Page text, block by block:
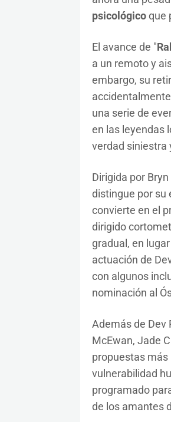
psicológicoque
El avance de "
a un remoto y
embargo, su
una serie de
en las leyendas
verdad siniestra
Dirigida por
distingue por su
convierte en el
dirigido
gradual, en
actuación de
con algunos
nominación al
Además de Dev
McEwan, Jade
propuestas más
vulnerabilidad
programado
de los amantes